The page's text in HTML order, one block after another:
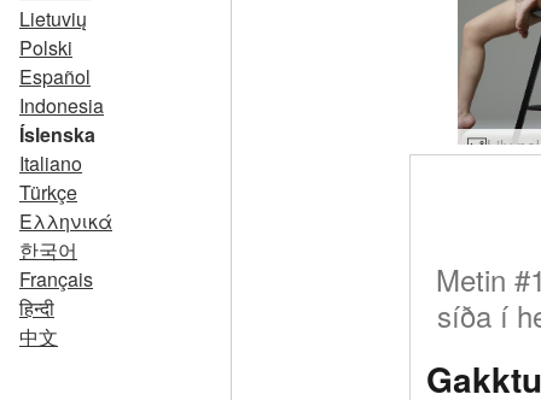
Lietuvių
Polski
Español
Indonesia
Íslenska
Italiano
Türkçe
Ελληνικά
한국어
Français
हिन्दी
中文
Metin
síða í